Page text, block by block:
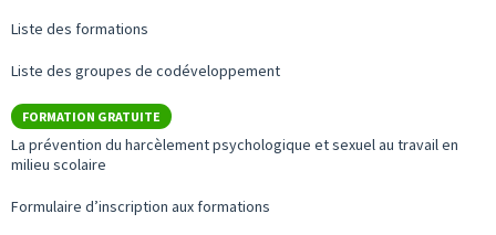
Liste des formations
Liste des groupes de codéveloppement
FORMATION GRATUITE
La prévention du harcèlement psychologique et sexuel au travail en
milieu scolaire
Formulaire d’inscription aux formations